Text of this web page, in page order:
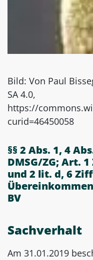
Bild: Von Paul
SA 4.0,
https://
curid=46450058
§§ 2 Abs. 1, 4
DMSG/ZG; Art.
und 2 lit. d, 6
BV
Sachverhalt
Am 31.01.2019